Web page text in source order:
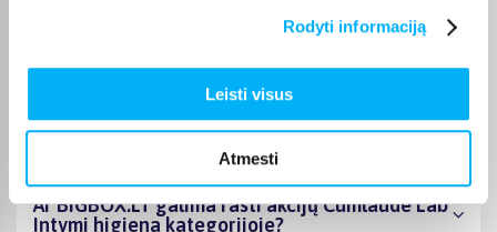
Rodyti informaciją
Leisti visus
Atmesti
Kokie Cumlaude Lab Intymi higiena
kategorijoje esantys produktai šiuo metu
kategorijos asortimente ir kokia žemiausia
Ar BIGBOX.LT galima rasti akcijų Cumlaude Lab
Intymi higiena kategorijoje?